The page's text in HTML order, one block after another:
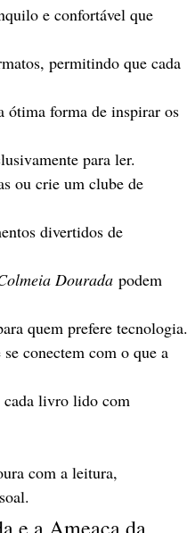
e confortável que
permitindo que cada
ótima forma de inspirar os
para ler.
ou crie um clube de
divertidos de
Dourada podem
quem prefere tecnologia.
conectem com o que a
cada livro lido com
com a leitura,